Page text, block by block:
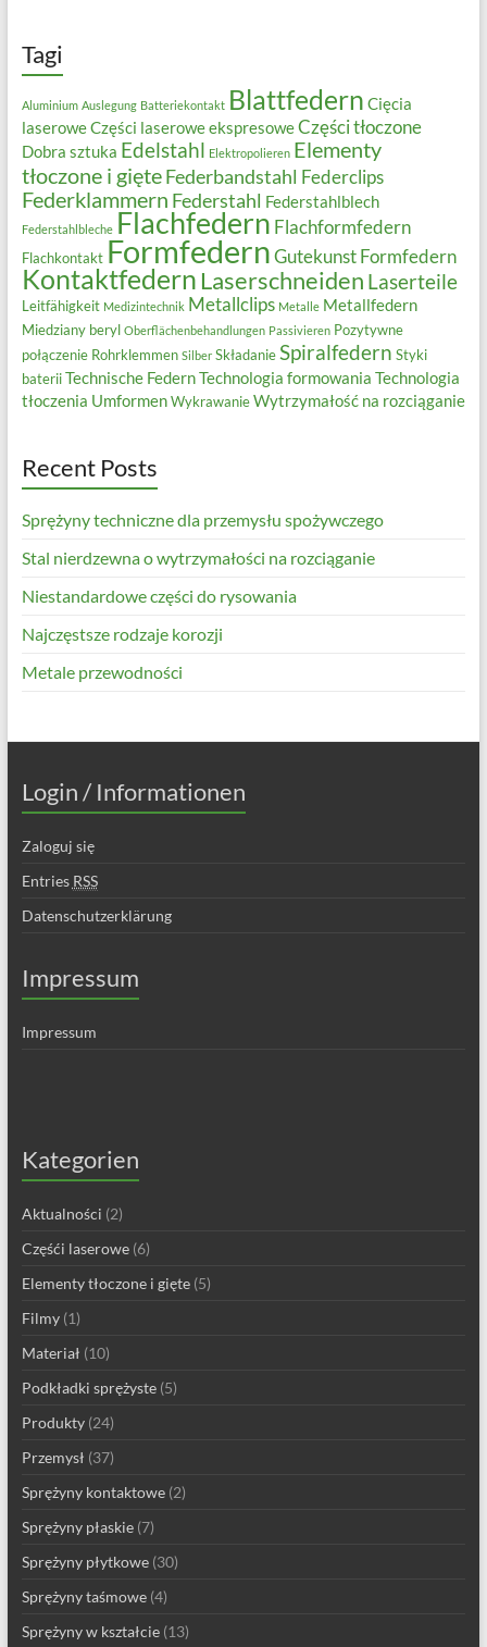
Tagi
Aluminium Auslegung Batteriekontakt Blattfedern Cięcia
laseroweCzęści laserowe ekspresoweCzęści tłoczone
Dobra sztuka Edelstahl Elektropolieren Elementy
tłoczone i gięteFederbandstahl Federclips
Federklammern Federstahl Federstahlblech
Federstahlbleche Flachfedern Flachformfedern
Flachkontakt FormfedernGutekunst Formfedern
Kontaktfedern Laserschneiden Laserteile
Leitfähigkeit Medizintechnik Metallclips Metalle Metallfedern
Miedziany beryl Oberflächenbehandlungen Passivieren Pozytywne
połączenie Rohrklemmen Silber Składanie Spiralfedern Styki
baterii Technische FedernTechnologia formowania Technologia
tłoczenia Umformen Wykrawanie Wytrzymałość na rozciąganie
Recent Posts
Sprężyny techniczne dla przemysłu spożywczego
Stal nierdzewna o wytrzymałości na rozciąganie
Niestandardowe części do rysowania
Najczęstsze rodzaje korozji
Metale przewodności
Login / Informationen
Zaloguj się
Entries RSS
Datenschutzerklärung
Impressum
Impressum
Kategorien
Aktualności (2)
Częśći laserowe(6)
Elementy tłoczone i gięte(5)
Filmy(1)
Materiał (10)
Podkładki sprężyste(5)
Produkty(24)
Przemysł (37)
Sprężyny kontaktowe(2)
Sprężyny płaskie(7)
Sprężyny płytkowe(30)
Sprężyny taśmowe(4)
Sprężyny w kształcie(13)